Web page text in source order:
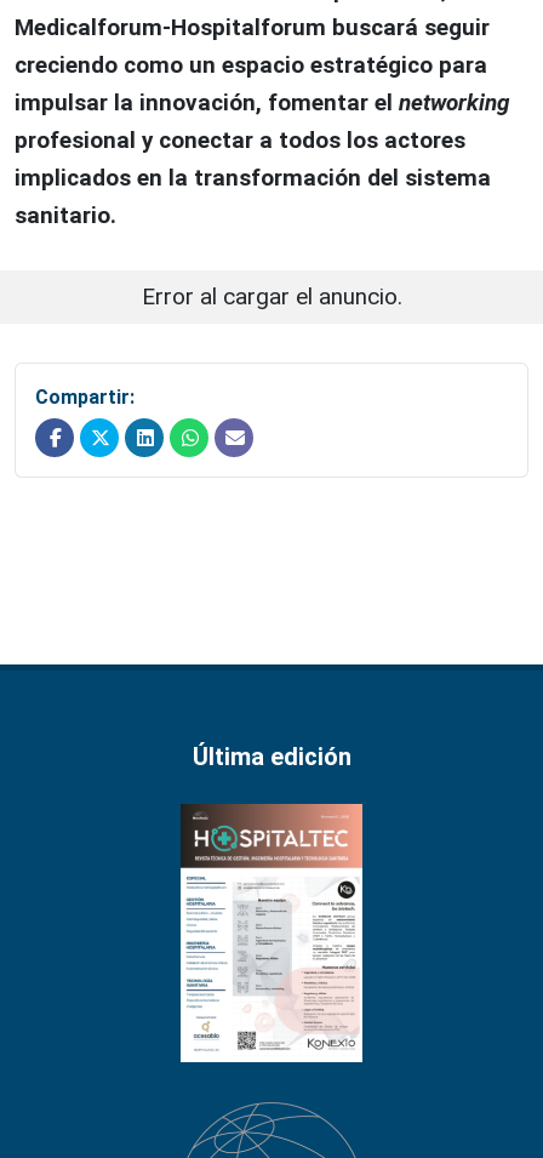
Medicalforum-Hospitalforum buscará seguir
creciendo como un espacio estratégico para
impulsar la innovación, fomentar el networking
profesional y conectar a todos los actores
implicados en la transformación del sistema
sanitario.
Error al cargar el anuncio.
Compartir:
Última edición